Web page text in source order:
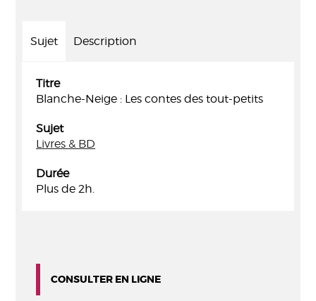
Sujet Description
Titre
Blanche-Neige : Les contes des tout-petits
Sujet
Livres & BD
Durée
Plus de 2h.
CONSULTER EN LIGNE